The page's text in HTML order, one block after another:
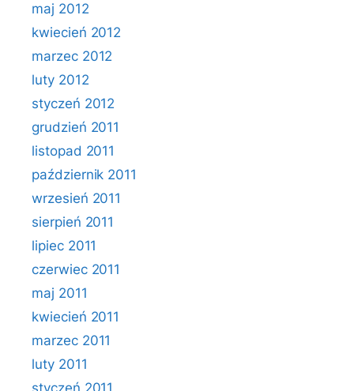
maj 2012
kwiecień 2012
marzec 2012
luty 2012
styczeń 2012
grudzień 2011
listopad 2011
październik 2011
wrzesień 2011
sierpień 2011
lipiec 2011
czerwiec 2011
maj 2011
kwiecień 2011
marzec 2011
luty 2011
styczeń 2011